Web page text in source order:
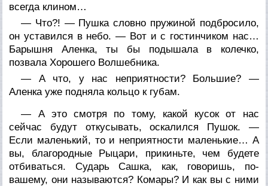
всегда клином…
— Что?! — Пушка словно пружиной подбросило,
он уставился в небо. — Вот и с гостинчиком нас…
Барышня Аленка, ты бы подышала в колечко,
позвала Хорошего Волшебника.
— А что, у нас неприятности? Большие? —
Аленка уже подняла кольцо к губам.
— А это смотря по тому, какой кусок от нас
сейчас будут откусывать, оскалился Пушок. —
Если маленький, то и неприятности маленькие… А
вы, благородные Рыцари, прикиньте, чем будете
отбиваться. Сударь Сашка, как, говоришь, по-
вашему, они называются? Комары? И как вы с ними